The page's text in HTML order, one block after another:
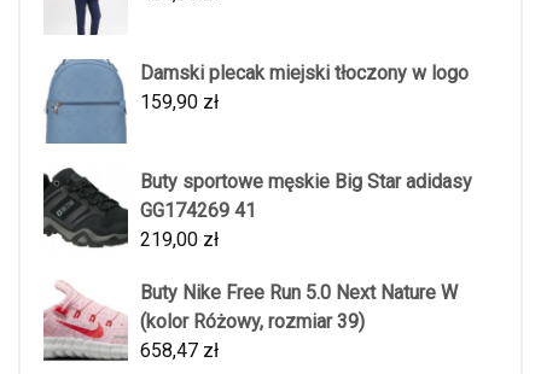
Damski plecak miejski tłoczony w logo
159,90 zł
Buty sportowe męskie Big Star adidasy
GG174269 41
219,00 zł
Buty Nike Free Run 5.0 Next Nature W
(kolor Różowy, rozmiar 39)
658,47 zł